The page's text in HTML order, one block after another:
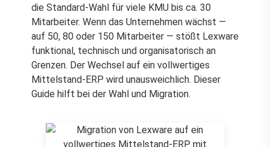
die Standard-Wahl für viele KMU bis ca. 30
Mitarbeiter. Wenn das Unternehmen wächst —
auf 50, 80 oder 150 Mitarbeiter — stößt Lexware
funktional, technisch und organisatorisch an
Grenzen. Der Wechsel auf ein vollwertiges
Mittelstand-ERP wird unausweichlich. Dieser
Guide hilft bei der Wahl und Migration.